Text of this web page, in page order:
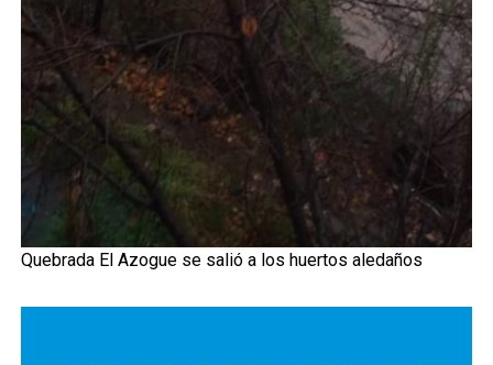
Quebrada El Azogue se salió a los huertos aledaños